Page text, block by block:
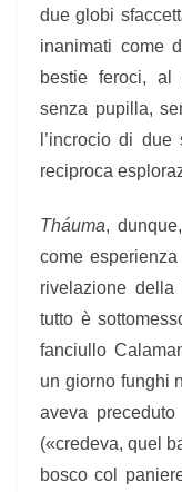
due globi
inanimati come
bestie feroci, al
senza pupilla,
l’incrocio di
reciproca
Tháuma,
come
rivelazione
tutto è
fanciullo
un giorno funghi
aveva
(«credeva, quel
bosco col